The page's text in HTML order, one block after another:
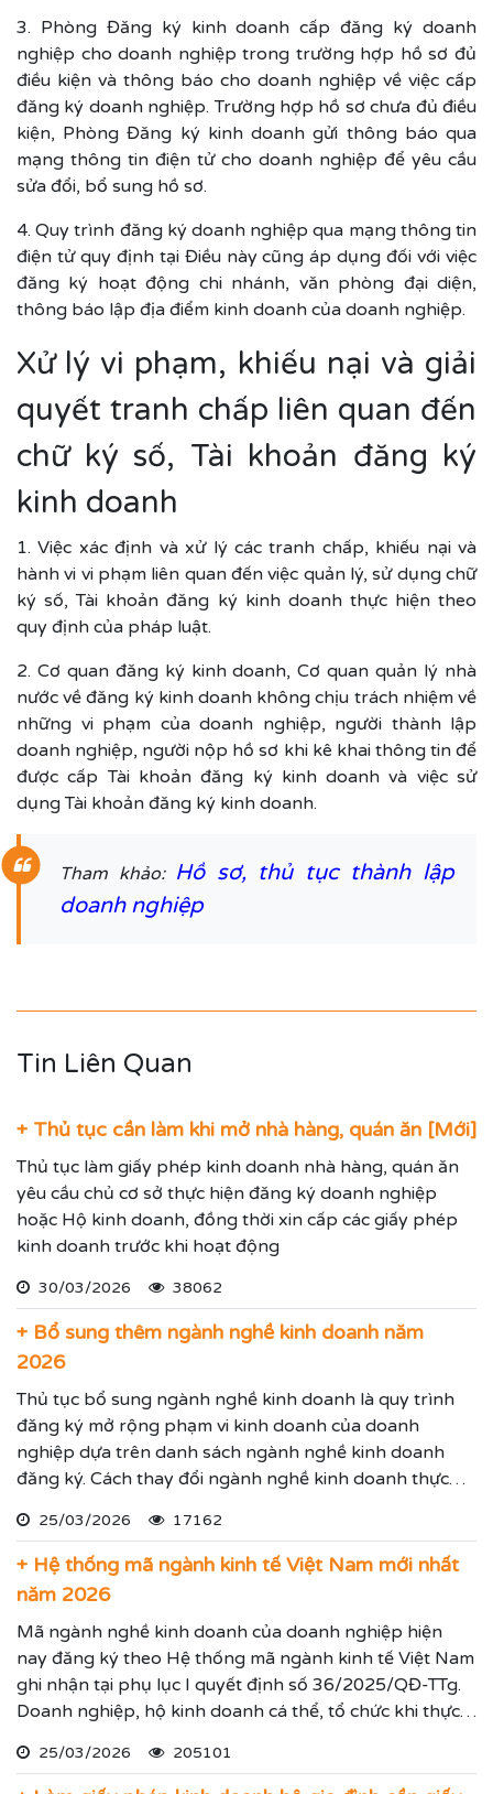
3. Phòng Đăng ký kinh doanh cấp đăng ký doanh
nghiệp cho doanh nghiệp trong trường hợp hồ sơ đủ
điều kiện và thông báo cho doanh nghiệp về việc cấp
đăng ký doanh nghiệp. Trường hợp hồ sơ chưa đủ điều
kiện, Phòng Đăng ký kinh doanh gửi thông báo qua
mạng thông tin điện tử cho doanh nghiệp để yêu cầu
sửa đổi, bổ sung hồ sơ.
4. Quy trình đăng ký doanh nghiệp qua mạng thông tin
điện tử quy định tại Điều này cũng áp dụng đối với việc
đăng ký hoạt động chi nhánh, văn phòng đại diện,
thông báo lập địa điểm kinh doanh của doanh nghiệp.
Xử lý vi phạm, khiếu nại và giải
quyết tranh chấp liên quan đến
chữ ký số, Tài khoản đăng ký
kinh doanh
1. Việc xác định và xử lý các tranh chấp, khiếu nại và
hành vi vi phạm liên quan đến việc quản lý, sử dụng chữ
ký số, Tài khoản đăng ký kinh doanh thực hiện theo
quy định của pháp luật.
2. Cơ quan đăng ký kinh doanh, Cơ quan quản lý nhà
nước về đăng ký kinh doanh không chịu trách nhiệm về
những vi phạm của doanh nghiệp, người thành lập
doanh nghiệp, người nộp hồ sơ khi kê khai thông tin để
được cấp Tài khoản đăng ký kinh doanh và việc sử
dụng Tài khoản đăng ký kinh doanh.
Tham khảo: Hồ sơ, thủ tục thành lập
doanh nghiệp
Tin Liên Quan
+ Thủ tục cần làm khi mở nhà hàng, quán ăn [Mới]
Thủ tục làm giấy phép kinh doanh nhà hàng, quán ăn
yêu cầu chủ cơ sở thực hiện đăng ký doanh nghiệp
hoặc Hộ kinh doanh, đồng thời xin cấp các giấy phép
kinh doanh trước khi hoạt động
30/03/2026 38062
+ Bổ sung thêm ngành nghề kinh doanh năm
2026
Thủ tục bổ sung ngành nghề kinh doanh là quy trình
đăng ký mở rộng phạm vi kinh doanh của doanh
nghiệp dựa trên danh sách ngành nghề kinh doanh
đăng ký. Cách thay đổi ngành nghề kinh doanh thực
25/03/2026 17162
+ Hệ thống mã ngành kinh tế Việt Nam mới nhất
năm 2026
Mã ngành nghề kinh doanh của doanh nghiệp hiện
nay đăng ký theo Hệ thống mã ngành kinh tế Việt Nam
ghi nhận tại phụ lục I quyết định số 36/2025/QĐ-TTg.
Doanh nghiệp, hộ kinh doanh cá thể, tổ chức khi thực
ghi nhận lĩnh vực hoạt động, ngành nghề kinh doanh
25/03/2026 205101